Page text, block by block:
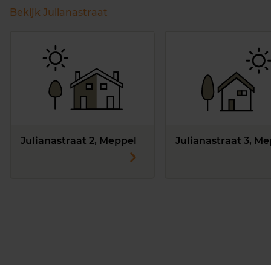
Bekijk Julianastraat
Julianastraat 2, Meppel Julianastraat 3,